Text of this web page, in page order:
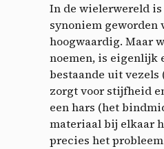
In de wielerwereld
synoniem
hoogwaardig. Maar
noemen, is eigenlijk
bestaande uit vezels
zorgt voor stijfheid
een hars (het
materiaal bij elkaar
precies het